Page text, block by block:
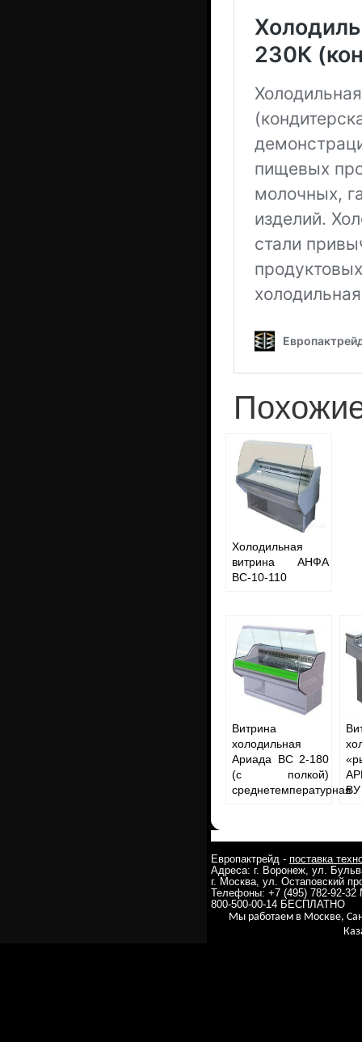
Холодильная
витрина АНФА
ВС-10-110
Витрина
холодильная
Ариада BC 2-180
(с полкой)
среднетемпературнаяВУ
Европактрейд - поставка
Адреса: г. Воронеж, ул.
г. Москва, ул. Остаповский
Телефоны: +7 (495) 782-92-
800-500-00-14 БЕСПЛАТНО
Мы работаем в Москве,